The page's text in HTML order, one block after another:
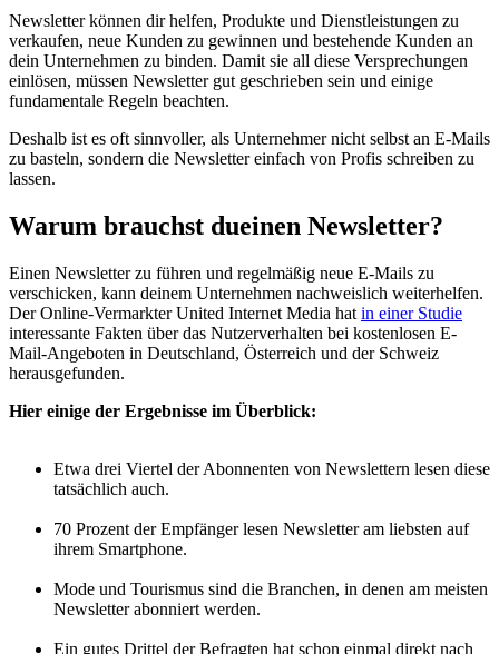
Newsletter können dir helfen, Produkte und Dienstleistungen zu
verkaufen, neue Kunden zu gewinnen und bestehende Kunden an
dein Unternehmen zu binden. Damit sie all diese Versprechungen
einlösen, müssen Newsletter gut geschrieben sein und einige
fundamentale Regeln beachten.
Deshalb ist es oft sinnvoller, als Unternehmer nicht selbst an E-Mails
zu basteln, sondern die Newsletter einfach von Profis schreiben zu
lassen.
Warum brauchst dueinen Newsletter?
Einen Newsletter zu führen und regelmäßig neue E-Mails zu
verschicken, kann deinem Unternehmen nachweislich weiterhelfen.
Der Online-Vermarkter United Internet Media hat in einer Studie
interessante Fakten über das Nutzerverhalten bei kostenlosen E-
Mail-Angeboten in Deutschland, Österreich und der Schweiz
herausgefunden.
Hier einige der Ergebnisse im Überblick:
Etwa drei Viertel der Abonnenten von Newslettern lesen diese
tatsächlich auch.
70 Prozent der Empfänger lesen Newsletter am liebsten auf
ihrem Smartphone.
Mode und Tourismus sind die Branchen, in denen am meisten
Newsletter abonniert werden.
Ein gutes Drittel der Befragten hat schon einmal direkt nach